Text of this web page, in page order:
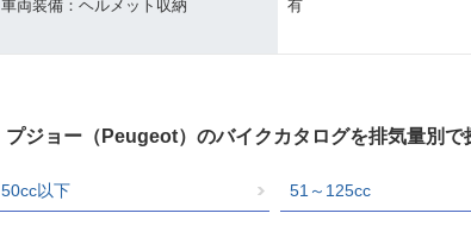
車両装備：ヘルメット収納 有
プジョー（Peugeot）のバイクカタログを排気量別で
50cc以下 51～125cc